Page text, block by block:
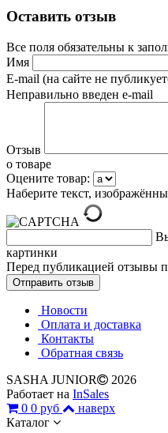
Оставить отзыв
Все поля обязательны к
Имя
E-mail (на сайте не
Неправильно введен e-mail
Отзыв
о товаре
Оцените товар:
Наберите текст,
картинки
Перед публикацией отзывы
Новости
Оплата и доставка
Контакты
Обратная связь
SASHA JUNIOR
2026
Работает на InSales
0 0 руб
наверх
Каталог